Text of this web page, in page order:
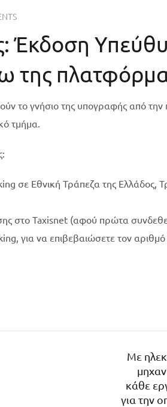
Έκδοση
της
το γνήσιο της υπογραφής από
τμήμα.
σε Εθνική Τράπεζα της Ελλάδος,
στο Taxisnet (αφού πρώτα
για να επιβεβαιώσετε τον
Με
κάθε
για την